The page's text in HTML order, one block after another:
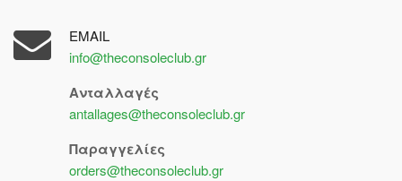
EMAIL
info@theconsoleclub.gr
Ανταλλαγές
antallages@theconsoleclub.gr
Παραγγελίες
orders@theconsoleclub.gr